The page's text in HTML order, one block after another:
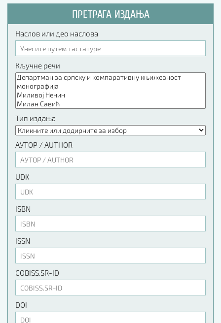
ПРЕТРАГА ИЗДАЊА
Наслов или део наслова
Кључне речи
Тип издања
АУТОР / AUTHOR
UDK
ISBN
ISSN
COBISS.SR-ID
DOI